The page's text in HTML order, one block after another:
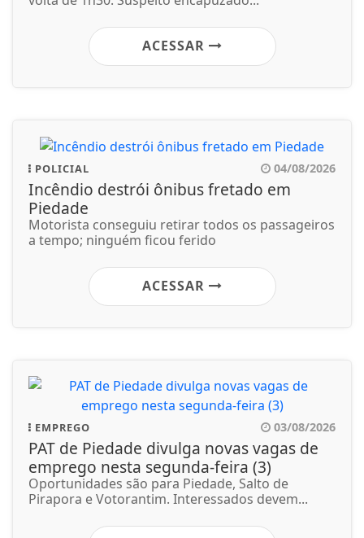
ACESSAR
POLICIAL 04/08/2026
Incêndio destrói ônibus fretado em
Piedade
Motorista conseguiu retirar todos os passageiros
a tempo; ninguém ficou ferido
ACESSAR
EMPREGO 03/08/2026
PAT de Piedade divulga novas vagas de
emprego nesta segunda-feira (3)
Oportunidades são para Piedade, Salto de
Pirapora e Votorantim. Interessados devem...